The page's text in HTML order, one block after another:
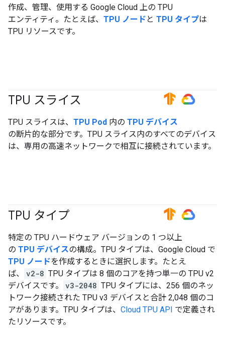
作成、管理、使用する Google Cloud 上の TPU
エンティティ。たとえば、 TPU ノード と TPU タイプは
TPU リソースです。
TPU スライス #TensorFlow #GoogleCloud
TPU スライスは、 TPU Pod 内の TPU デバイス
の断片的な部分です。TPU スライス内のすべてのデバイス
は、専用の高速ネットワークで相互に接続されています。
TPU タイプ #TensorFlow #GoogleCloud
特定の TPU ハードウェア バージョンの 1 つ以上
の TPU デバイスの構成。TPU タイプは、Google Cloud で
TPU ノードを作成するときに選択します。たとえ
ば、
v2-8 TPU タイプは 8 個のコアを持つ単一の TPU v2
デバイスです。
v3-2048 TPU タイプには、256 個のネッ
トワーク接続された TPU v3 デバイスと合計 2,048 個のコ
アがあります。TPU タイプは、 Cloud TPU API で定義され
たリソースです。